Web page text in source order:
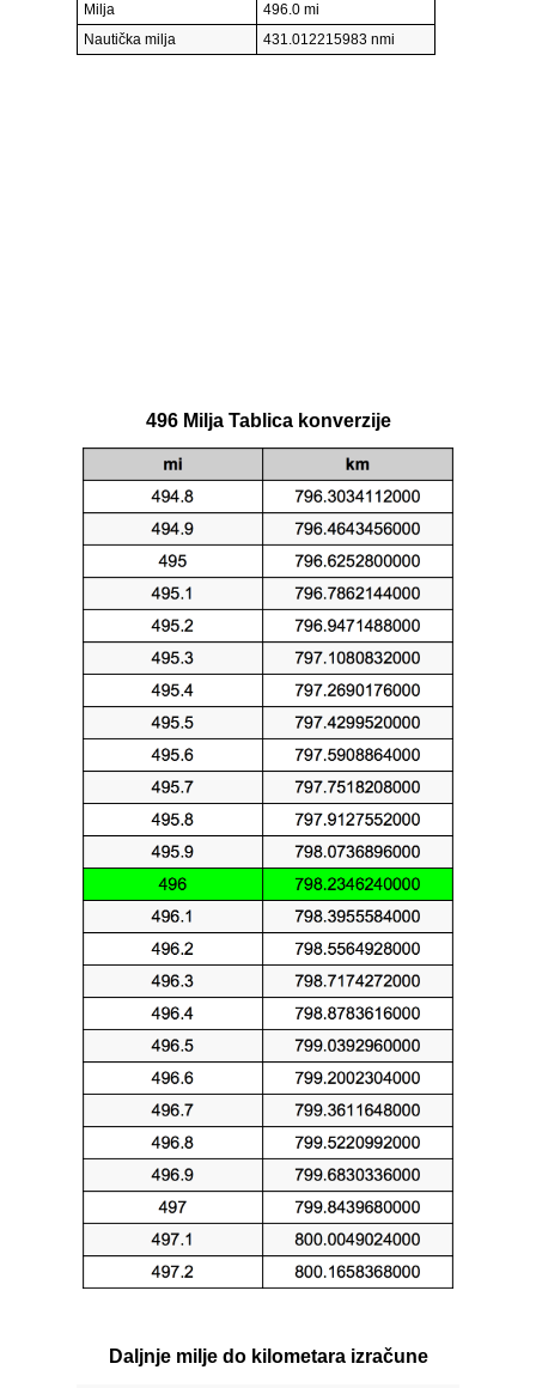
Milja
496.0 mi
Nautička milja
431.012215983 nmi
496 Milja Tablica konverzije
Daljnje milje do kilometara izračune